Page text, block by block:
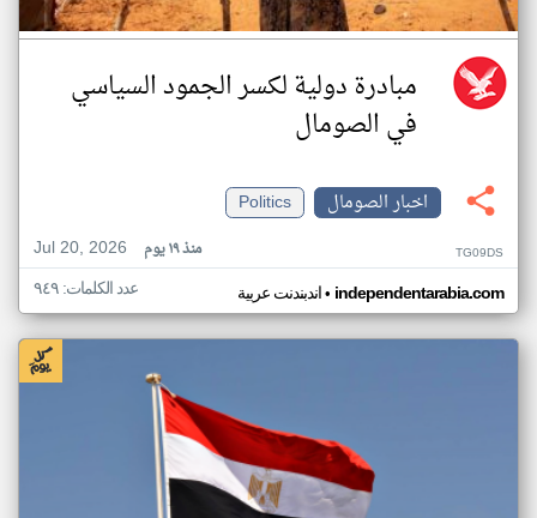
مبادرة دولية لكسر الجمود السياسي
في الصومال
اخبار الصومال
Politics
Jul 20, 2026
منذ ١٩ يوم TG09DS
اندبندنت عربية• independentarabia.com عدد الكلمات: ٩٤٩